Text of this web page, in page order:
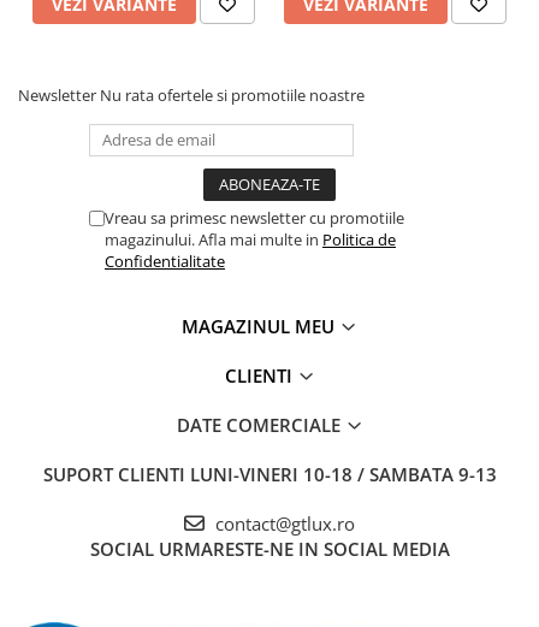
Newsletter Nu rata ofertele si promotiile noastre
Vreau sa primesc newsletter cu promotiile
magazinului. Afla mai multe in Politica de
Confidentialitate
MAGAZINUL MEU
CLIENTI
DATE COMERCIALE
SUPORT CLIENTI LUNI-VINERI 10-18 / SAMBATA 9-13
contact@gtlux.ro
SOCIAL URMARESTE-NE IN SOCIAL MEDIA